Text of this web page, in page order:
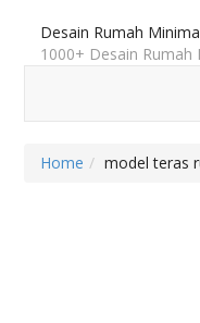
Desain Rumah
1000+ Desain
Home model teras